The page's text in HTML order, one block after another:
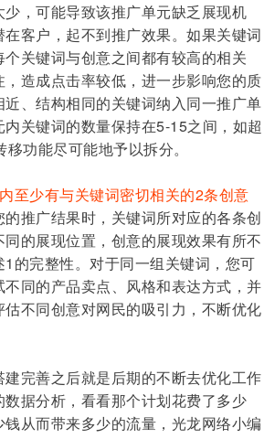
，可能导致该推广单元缺乏展现机
客户，起不到推广效果。如果关键词
关键词与创意之间都有较高的相关
造成点击率较低，进一步影响您的质
、结构相同的关键词纳入同一推广单
关键词的数量保持在5-15之间，如超
功能尽可能地予以拆分。
至少有与关键词密切相关的2条创意
推广结果时，关键词所对应的各条创
的展现位置，创意的展现效果有所不
的完整性。对于同一组关键词，您可
同的产品卖点、风格和表达方式，并
不同创意对网民的吸引力，不断优化
完善之后就是后期的不断去优化工作
据分析，看看那个计划花费了多少
从而带来多少的流量，光龙网络小编